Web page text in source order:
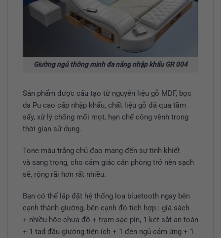
Giường ngủ thông minh đa năng nhập khẩu GR 004
Sản phẩm được cấu tạo từ nguyên liệu gỗ MDF, bọc
da Pu cao cấp nhập khẩu, chất liệu gỗ đã qua tầm
sấy, xử lý chống mối mọt, hạn chế công vênh trong
thời gian sử dụng.
Tone màu trắng chủ đạo mang đến sự tinh khiết
và sang trọng, cho cảm giác căn phòng trở nên sạch
sẽ, rộng rãi hơn rất nhiều.
Bạn có thể lắp đặt hệ thống loa bluetooth ngay bên
cạnh thành giường, bên cạnh đó tích hợp : giá sách
+ nhiều hộc chưa đồ + trạm sạc pin, 1 két sắt an toàn
+ 1 tad đầu giường tiện ích + 1 đèn ngủ cảm ứng + 1